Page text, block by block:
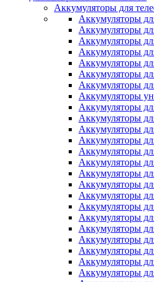
Аккумуляторы для
Аккумуляторы
Аккумуляторы
Аккумуляторы
Аккумуляторы
Аккумуляторы
Аккумуляторы
Аккумуляторы
Аккумуляторы
Аккумуляторы
Аккумуляторы
Аккумуляторы
Аккумуляторы
Аккумуляторы
Аккумуляторы
Аккумуляторы
Аккумуляторы
Аккумуляторы
Аккумуляторы
Аккумуляторы
Аккумуляторы
Аккумуляторы
Аккумуляторы
Аккумуляторы
Аккумуляторы